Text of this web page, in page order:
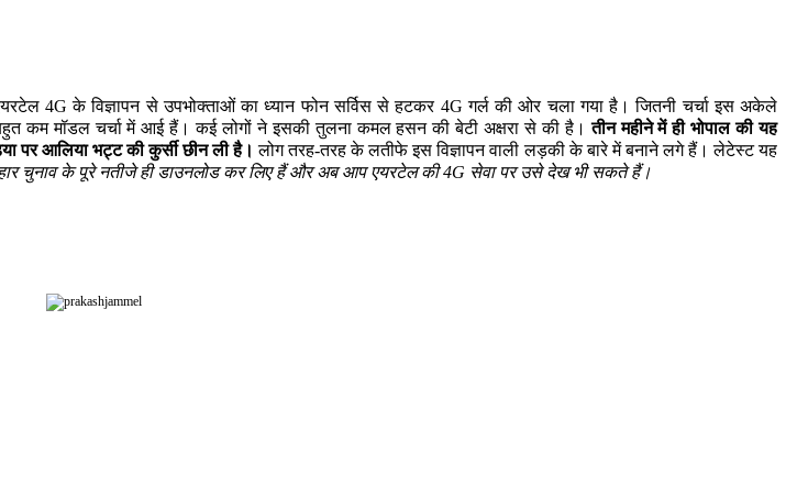
4G के विज्ञापन से उपभोक्ताओं का ध्यान फोन सर्विस से हटकर 4G गर्ल की ओर चला गया है। जितनी चर्चा इस अकेले
बहुत कम मॉडल चर्चा में आई हैं। कई लोगों ने इसकी तुलना कमल हसन की बेटी अक्षरा से की है।तीन महीने में ही भोपाल की यह
पर आलिया भट्ट की कुर्सी छीन ली है। लोग तरह-तरह के लतीफे इस विज्ञापन वाली लड़की के बारे में बनाने लगे हैं। लेटेस्ट यह
चुनाव के पूरे नतीजे ही डाउनलोड कर लिए हैं और अब आप एयरटेल की 4G सेवा पर उसे देख भी सकते हैं।